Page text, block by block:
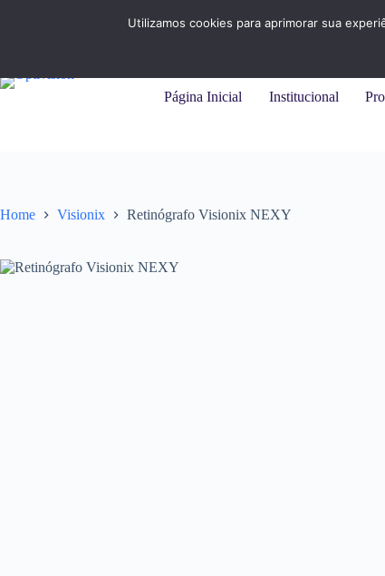
Página Inicial Institucional
Home Visionix Retinógrafo Visionix NEXY
Utilizamos cookies para aprimorar sua